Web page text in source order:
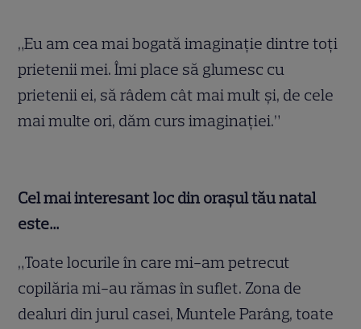
„Eu am cea mai bogată imaginaţie dintre toţi
prietenii mei. Îmi place să glumesc cu
prietenii ei, să râdem cât mai mult şi, de cele
mai multe ori, dăm curs imaginaţiei.”
Cel mai interesant loc din oraşul tău natal
este…
„Toate locurile în care mi-am petrecut
copilăria mi-au rămas în suflet. Zona de
dealuri din jurul casei, Muntele Parâng, toate